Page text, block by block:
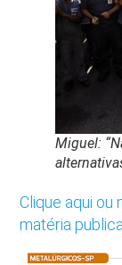
Miguel:
Clique aqui ou
matéria